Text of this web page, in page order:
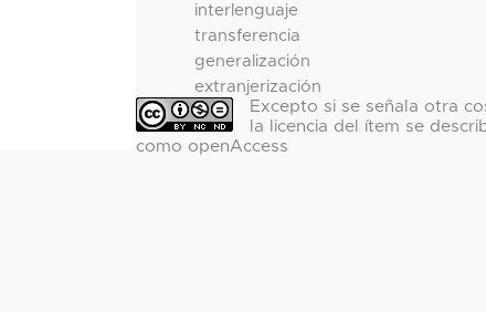
interlenguaje
transferencia
generalización
extranjerización
Excepto si se señala otra
la licencia del ítem se
como openAccess